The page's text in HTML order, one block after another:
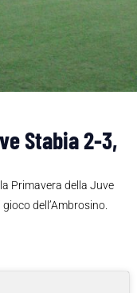
Stabia 2-3,
Primavera della Juve
dell’Ambrosino.